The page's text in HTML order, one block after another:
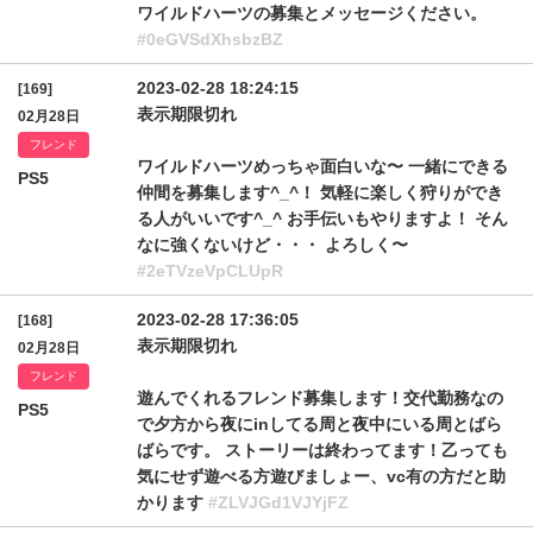
ワイルドハーツの募集とメッセージください。
#0eGVSdXhsbzBZ
[169]
02月28日
フレンド
PS5
2023-02-28 18:24:15
表示期限切れ
ワイルドハーツめっちゃ面白いな〜 一緒にできる
仲間を募集します^_^！ 気軽に楽しく狩りができ
る人がいいです^_^ お手伝いもやりますよ！ そん
なに強くないけど・・・ よろしく〜
#2eTVzeVpCLUpR
[168]
02月28日
フレンド
PS5
2023-02-28 17:36:05
表示期限切れ
遊んでくれるフレンド募集します！交代勤務なの
で夕方から夜にinしてる周と夜中にいる周とばら
ばらです。 ストーリーは終わってます！乙っても
気にせず遊べる方遊びましょー、vc有の方だと助
かります #ZLVJGd1VJYjFZ